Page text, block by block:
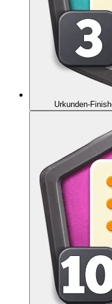
Urkunden-